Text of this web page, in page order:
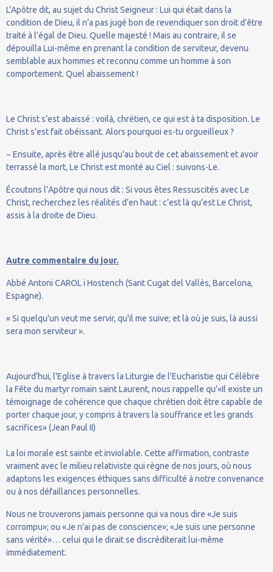
L’Apôtre dit, au sujet du Christ Seigneur : Lui qui était dans la
condition de Dieu, il n’a pas jugé bon de revendiquer son droit d’être
traité à l’égal de Dieu. Quelle majesté ! Mais au contraire, il se
dépouilla Lui-même en prenant la condition de serviteur, devenu
semblable aux hommes et reconnu comme un homme à son
comportement. Quel abaissement !
Le Christ s’est abaissé : voilà, chrétien, ce qui est à ta disposition. Le
Christ s’est fait obéissant. Alors pourquoi es-tu orgueilleux ?
~ Ensuite, après être allé jusqu’au bout de cet abaissement et avoir
terrassé la mort, Le Christ est monté au Ciel : suivons-Le.
Écoutons l’Apôtre qui nous dit : Si vous êtes Ressuscités avec Le
Christ, recherchez les réalités d’en haut : c’est là qu’est Le Christ,
assis à la droite de Dieu.
Autre commentaire du jour.
Abbé Antoni CAROL i Hostench (Sant Cugat del Vallès, Barcelona,
Espagne).
« Si quelqu'un veut me servir, qu'il me suive; et là où je suis, là aussi
sera mon serviteur ».
Aujourd'hui, l'Eglise à travers la Liturgie de l'Eucharistie qui Célèbre
la Fête du martyr romain saint Laurent, nous rappelle qu'«Il existe un
témoignage de cohérence que chaque chrétien doit être capable de
porter chaque jour, y compris à travers la souffrance et les grands
sacrifices» (Jean Paul II)
La loi morale est sainte et inviolable. Cette affirmation, contraste
vraiment avec le milieu relativiste qui règne de nos jours, où nous
adaptons les exigences éthiques sans difficulté à notre convenance
ou à nos défaillances personnelles.
Nous ne trouverons jamais personne qui va nous dire «Je suis
corrompu»; ou «Je n'ai pas de conscience»; «Je suis une personne
sans vérité»… celui qui le dirait se discréditerait lui-même
immédiatement.